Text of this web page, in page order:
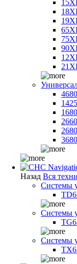
1425
Назад Вся
Системы
Системы
Системы